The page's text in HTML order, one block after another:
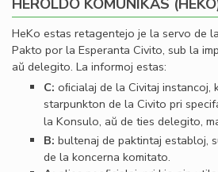
HEROLDO KOMUNIKAS
HeKo estas retagentejo je la servo de
Pakto por la Esperanta Civito, sub la
aŭ delegito. La informoj estas:
C: oﬁcialaj de la Civitaj instancoj,
starpunkton de la Civito pri
la Konsulo, aŭ de ties delegito,
B: bultenaj de paktintaj establoj,
de la koncerna komitato.